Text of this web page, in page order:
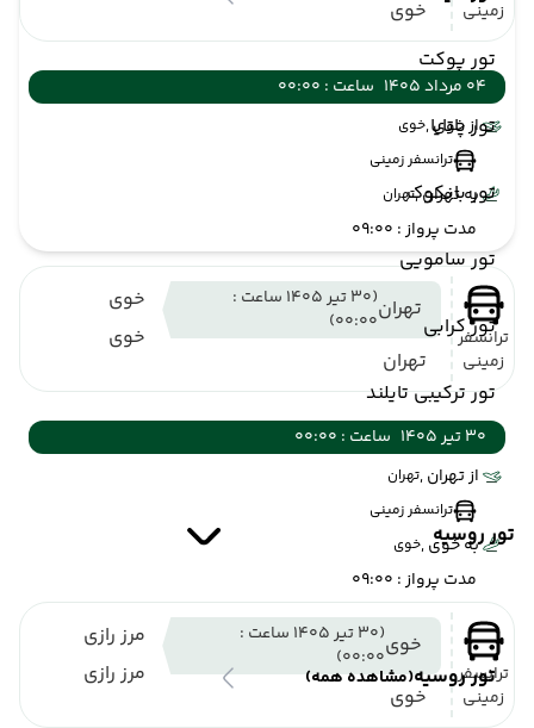
تور پوکت
تور پاتایا
تور بانکوک
تور سامویی
تور کرابی
تور ترکیبی تایلند
تور روسیه
تور روسیه(مشاهده همه)
زمینی
خوی
04 مرداد 1405
ساعت : 00:00
از خوی ,خوی
ترانسفر زمینی
به تهران ,تهران
مدت پرواز : 09:00
ترانسفر
زمینی
تهران
(30 تیر 1405 ساعت :
00:00)
تهران
خوی
خوی
30 تیر 1405
ساعت : 00:00
از تهران ,تهران
ترانسفر زمینی
به خوی ,خوی
مدت پرواز : 09:00
ترانسفر
زمینی
خوی
(30 تیر 1405 ساعت :
00:00)
خوی
مرز رازی
مرز رازی